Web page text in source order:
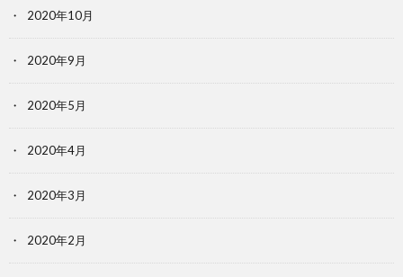
2020年10月
2020年9月
2020年5月
2020年4月
2020年3月
2020年2月